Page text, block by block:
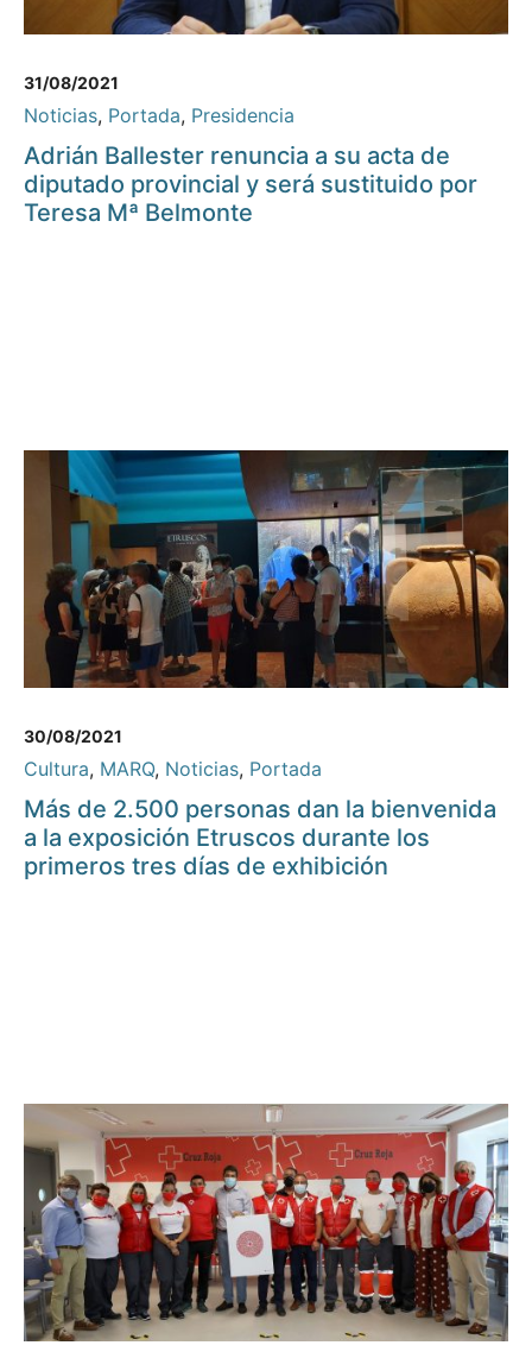
31/08/2021
Noticias, Portada, Presidencia
Adrián Ballester renuncia a su acta de
diputado provincial y será sustituido por
Teresa Mª Belmonte
30/08/2021
Cultura, MARQ, Noticias, Portada
Más de 2.500 personas dan la bienvenida
a la exposición Etruscos durante los
primeros tres días de exhibición